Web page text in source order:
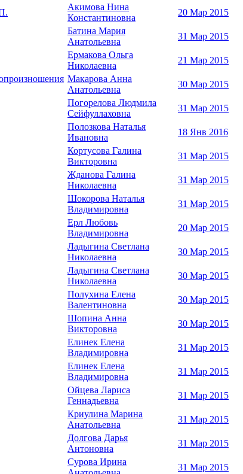
Акимова Нина
Константиновна
20 Мар 2015
Батина Мария
Анатольевна
31 Мар 2015
Ермакова Ольга
Николаевна
21 Мар 2015
Макарова Анна
Анатольевна
30 Мар 2015
Погорелова Людмила
Сейфуллаховна
31 Мар 2015
Полозкова Наталья
Ивановна
18 Янв 2016
Кортусова Галина
Викторовна
31 Мар 2015
Жданова Галина
Николаевна
31 Мар 2015
Шокорова Наталья
Владимировна
31 Мар 2015
Ерл Любовь
Владимировна
20 Мар 2015
Ладыгина Светлана
Николаевна
30 Мар 2015
Ладыгина Светлана
Николаевна
30 Мар 2015
Полухина Елена
Валентиновна
30 Мар 2015
Шопина Анна
Викторовна
30 Мар 2015
Елинек Елена
Владимировна
31 Мар 2015
Елинек Елена
Владимировна
31 Мар 2015
Ойцева Лариса
Геннадьевна
31 Мар 2015
Криулина Марина
Анатольевна
31 Мар 2015
Долгова Дарья
Антоновна
31 Мар 2015
Сурова Ирина
31 Мар 2015